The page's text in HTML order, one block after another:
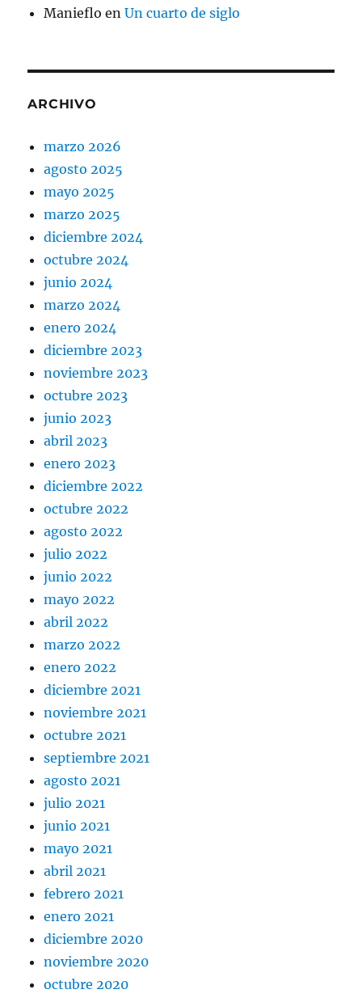
Manieflo enUn cuarto de siglo
ARCHIVO
marzo 2026
agosto 2025
mayo 2025
marzo 2025
diciembre 2024
octubre 2024
junio 2024
marzo 2024
enero 2024
diciembre 2023
noviembre 2023
octubre 2023
junio 2023
abril 2023
enero 2023
diciembre 2022
octubre 2022
agosto 2022
julio 2022
junio 2022
mayo 2022
abril 2022
marzo 2022
enero 2022
diciembre 2021
noviembre 2021
octubre 2021
septiembre 2021
agosto 2021
julio 2021
junio 2021
mayo 2021
abril 2021
febrero 2021
enero 2021
diciembre 2020
noviembre 2020
octubre 2020